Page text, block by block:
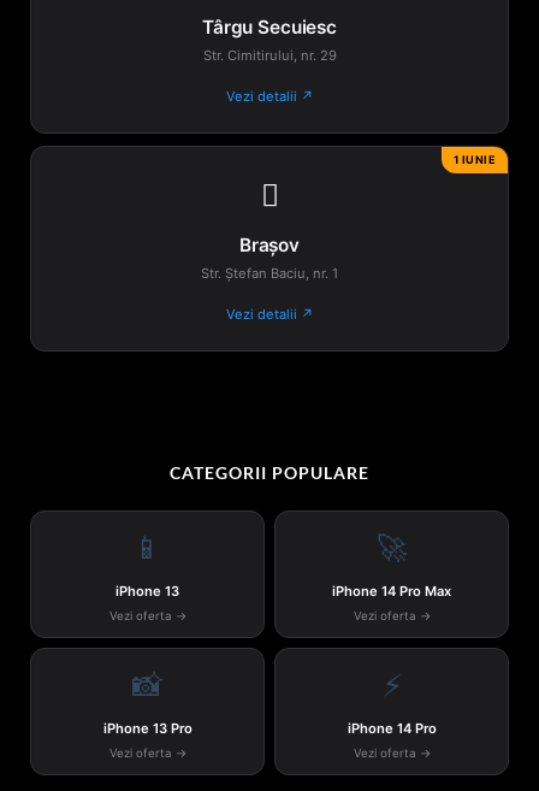
Târgu Secuiesc
Str. Cimitirului, nr. 29
Vezi detalii ↗
1 IUNIE

Brașov
Str. Ștefan Baciu, nr. 1
Vezi detalii ↗
CATEGORII POPULARE
📱
iPhone 13
Vezi oferta →
🚀
iPhone 14 Pro Max
Vezi oferta →
📸
iPhone 13 Pro
Vezi oferta →
⚡
iPhone 14 Pro
Vezi oferta →